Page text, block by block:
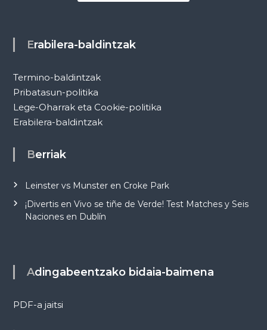
Erabilera-baldintzak
Termino-baldintzak
Pribatasun-politika
Lege-Oharrak eta Cookie-politika
Erabilera-baldintzak
Berriak
Leinster vs Munster en Croke Park
¡Divertis en Vivo se tiñe de Verde! Test Matches y Seis
Naciones en Dublín
Adingabeentzako bidaia-baimena
PDF-a jaitsi